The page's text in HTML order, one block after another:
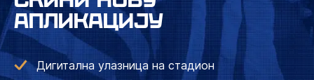
АПЛИКАЦИЈУ
Дигитална улазница на стадион